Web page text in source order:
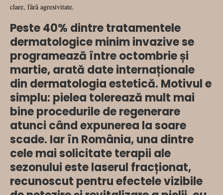
clare, fără agresivitate.
Peste 40% dintre tratamentele
dermatologice minim invazive se
programează între octombrie și
martie, arată date internaționale
din dermatologia estetică. Motivul e
simplu: pielea tolerează mult mai
bine procedurile de regenerare
atunci când expunerea la soare
scade. Iar în România, una dintre
cele mai solicitate terapii ale
sezonului este laserul fracționat,
recunoscut pentru efectele vizibile